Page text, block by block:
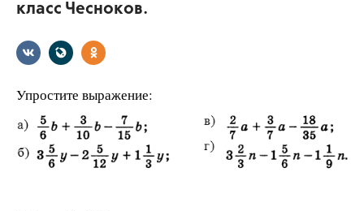
класс Чесноков.
Упростите выражение: